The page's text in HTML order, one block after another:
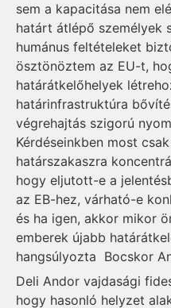
sem a kapacitása nem
határt átlépő személyek
humánus feltételeket
ösztönöztem az EU-t,
határátkelőhelyek
határinfrastruktúra
végrehajtás szigorú
Kérdéseinkben most
határszakaszra
hogy eljutott-e a
az EB-hez, várható-e
és ha igen, akkor mikor
emberek újabb
hangsúlyozta Bocskor
Deli Andor vajdasági
hogy hasonló helyzet